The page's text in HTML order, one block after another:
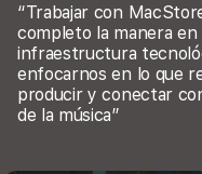
“Trabajar con
completo la manera
infraestructura
enfocarnos en lo que
producir y conectar
de la música”